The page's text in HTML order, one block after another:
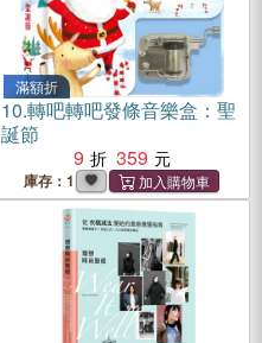
滿額折
10.轉吧轉吧發條音樂盒：聖
誕節
9
359
庫存：1